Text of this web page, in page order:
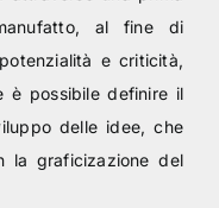
al fine di
e criticità,
è possibile definire il
delle idee, che
la graficizazione del